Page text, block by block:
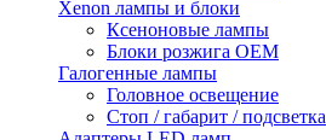
Xenon лампы и блоки
Ксеноновые лампы
Блоки розжига OEM
Галогенные лампы
Головное освещение
Стоп / габарит / подсветка